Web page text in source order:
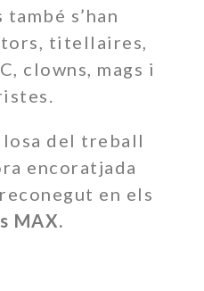
s’han
titellaires,
clowns, mags i
del treball
encoratjada
en els
MAX.